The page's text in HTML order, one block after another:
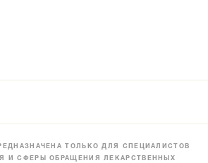
ТОЛЬКО ДЛЯ СПЕЦИАЛИСТОВ
И СФЕРЫ ОБРАЩЕНИЯ ЛЕКАРСТВЕННЫХ